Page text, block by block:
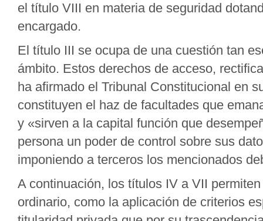
el título VIII en materia de seguridad
encargado.
El título III se ocupa de una cuestión tan
ámbito. Estos derechos de acceso,
ha afirmado el Tribunal Constitucional en
constituyen el haz de facultades que
y «sirven a la capital función que
persona un poder de control sobre sus
imponiendo a terceros los mencionados
A continuación, los títulos IV a VII
ordinario, como la aplicación de criterios